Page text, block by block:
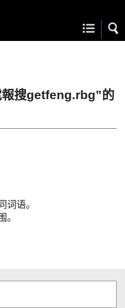
搜getfeng.rbg”的
词语。
。